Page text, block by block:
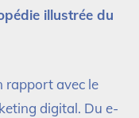
illustrée du
rapport avec le
digital. Du e-